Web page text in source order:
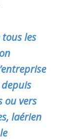
les
ou vers
laérien